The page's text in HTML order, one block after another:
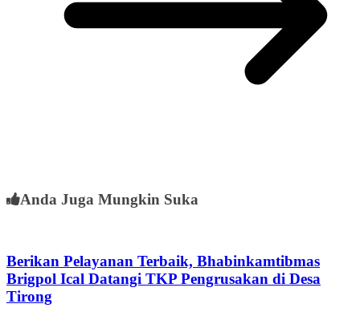
Anda Juga Mungkin Suka
Berikan Pelayanan Terbaik, Bhabinkamtibmas
Brigpol Ical Datangi TKP Pengrusakan di Desa
Tirong